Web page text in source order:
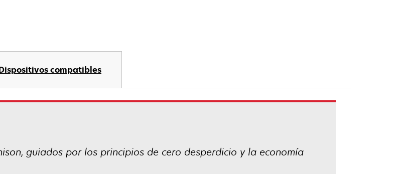
compatibles
guiados por los principios de cero desperdicio y la economía